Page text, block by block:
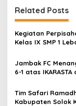
g
a
s
i
p
o
s
Related Posts
Kegiatan
Kelas IX SMP 1
Pila Alahan
Sorotan Tajam
Jambak FC
6-1 atas IKARASTA
Talang
Tim Safari
Kabupaten Solok